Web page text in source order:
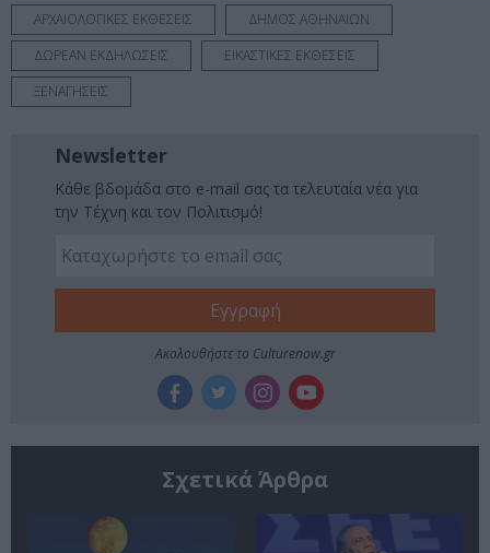
ΑΡΧΑΙΟΛΟΓΙΚΕΣ ΕΚΘΕΣΕΙΣ
ΔΗΜΟΣ ΑΘΗΝΑΙΩΝ
ΔΩΡΕΑΝ ΕΚΔΗΛΩΣΕΙΣ
ΕΙΚΑΣΤΙΚΕΣ ΕΚΘΕΣΕΙΣ
ΞΕΝΑΓΗΣΕΙΣ
Newsletter
Κάθε βδομάδα στο e-mail σας τα τελευταία νέα για
την Τέχνη και τον Πολιτισμό!
Ακολουθήστε το Culturenow.gr
Σχετικά Άρθρα